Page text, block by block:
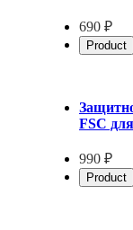
690 ₽
Product
FSC
990 ₽
Product